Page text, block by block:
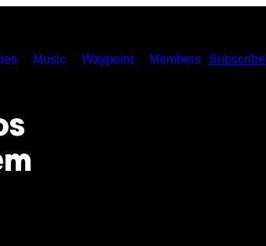
Music Waypoint Members Subscribe